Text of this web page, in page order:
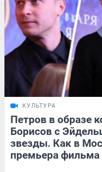
КУЛЬТУРА
Петров в образе
Борисов с
звезды. Как в
премьера фильма